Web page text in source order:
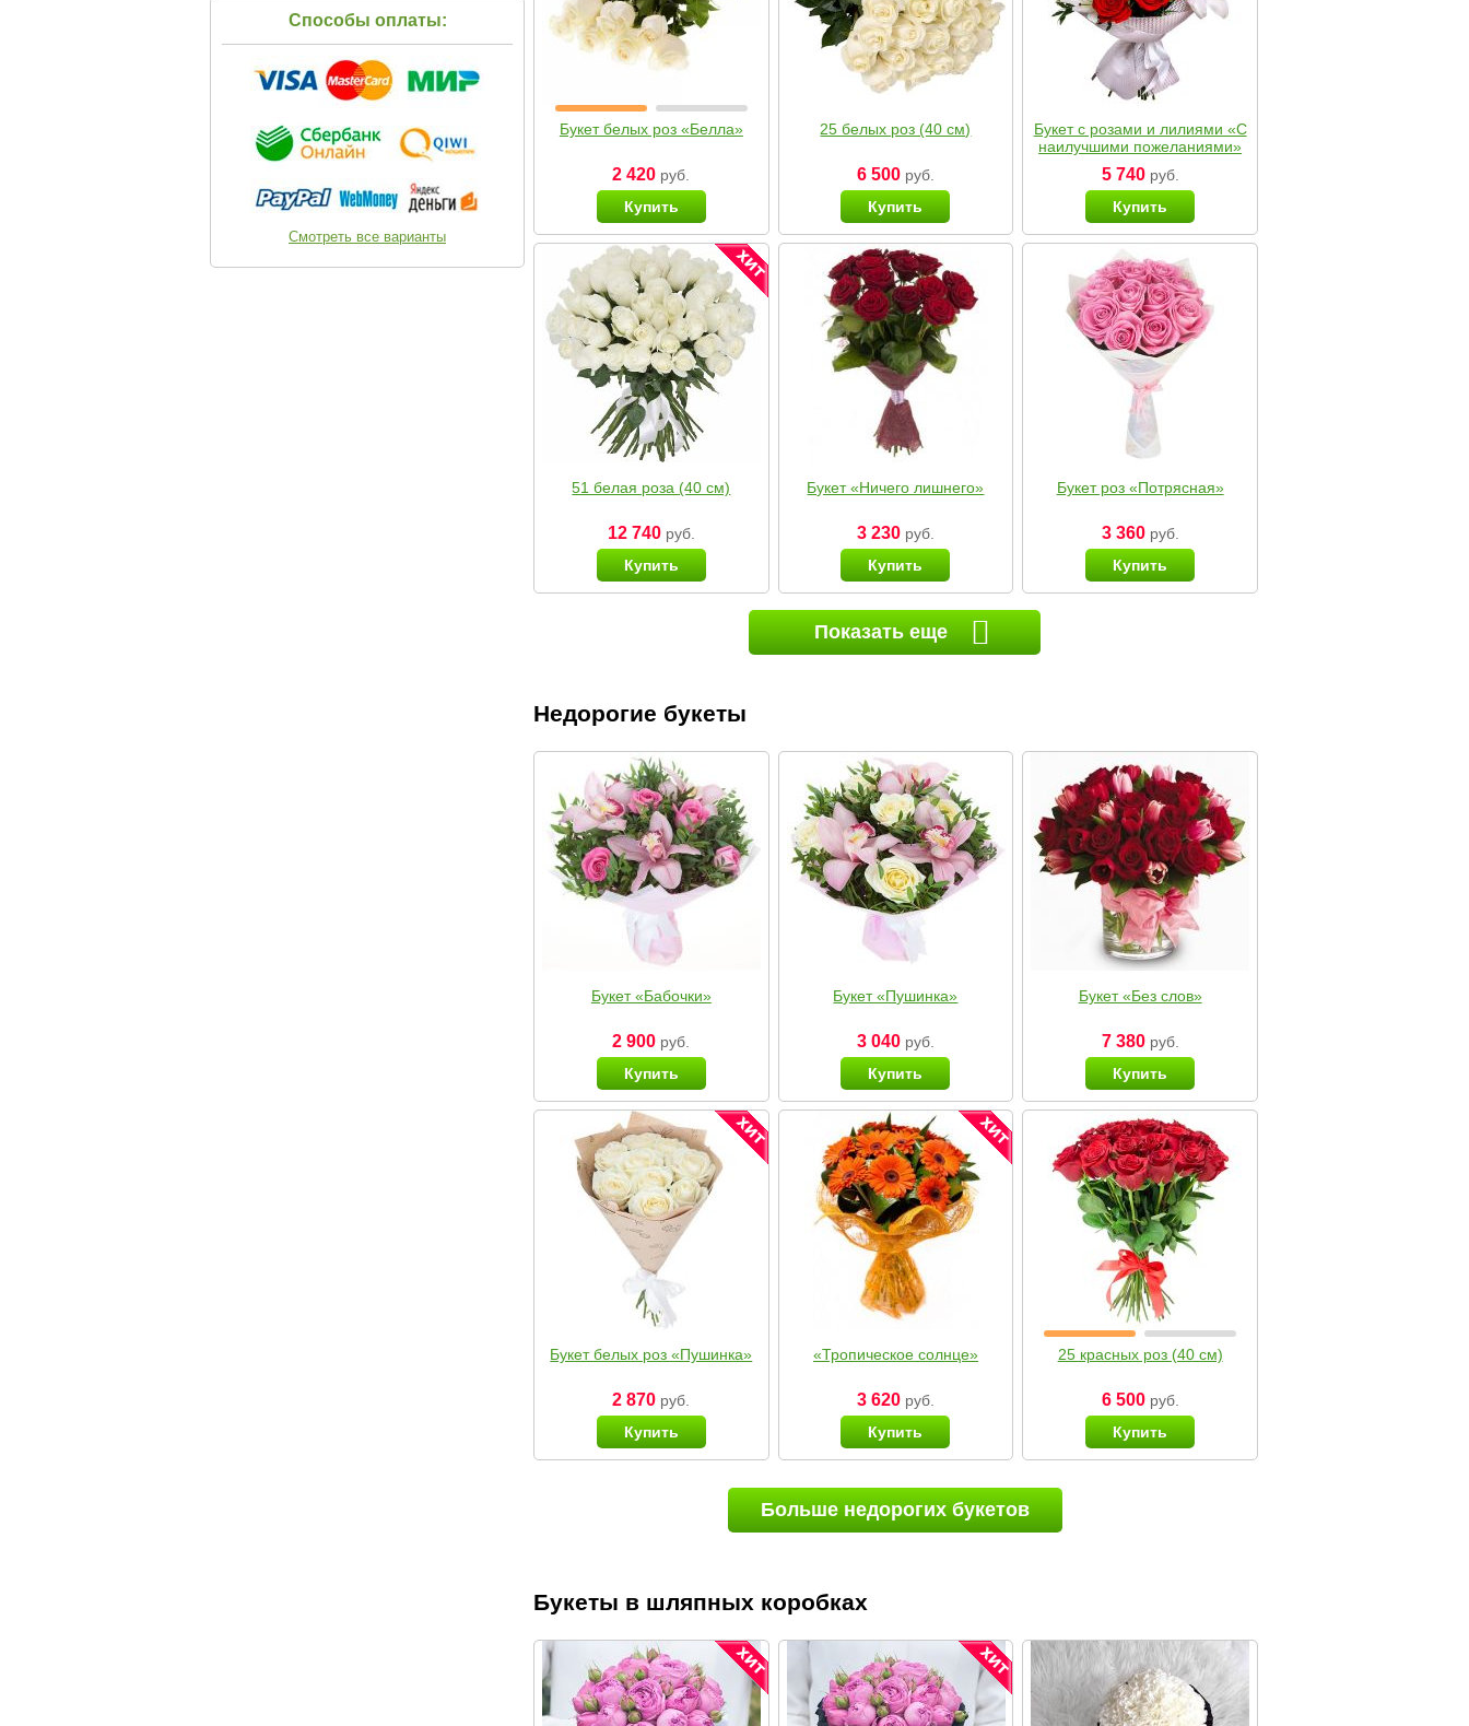
Способы оплаты:
Смотреть все варианты
Букет белых роз «Белла»
2 420 руб.
Купить
25 белых роз (40 см)
6 500руб.
Купить
Букет с розами и лилиями «С
наилучшими пожеланиями»
5 740руб.
Купить
51 белая роза (40 см)
12 740руб.
Купить
Букет «Ничего лишнего»
3 230руб.
Купить
Букет роз «Потрясная»
3 360руб.
Купить
Показать еще
Недорогие букеты
Букет «Бабочки»
2 900 руб.
Купить
Букет «Пушинка»
3 040руб.
Купить
Букет «Без слов»
7 380руб.
Купить
Букет белых роз «Пушинка»
2 870 руб.
Купить
«Тропическое солнце»
3 620руб.
Купить
25 красных роз (40 см)
6 500руб.
Купить
Больше недорогих букетов
Букеты в шляпных коробках